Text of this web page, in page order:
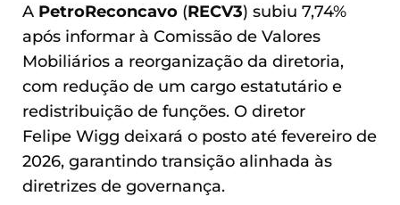
A PetroReconcavo (RECV3) subiu 7,74%
após informar à Comissão de Valores
Mobiliários a reorganização da diretoria,
com redução de um cargo estatutário e
redistribuição de funções. O diretor
Felipe Wigg deixará o posto até fevereiro de
2026, garantindo transição alinhada às
diretrizes de governança.